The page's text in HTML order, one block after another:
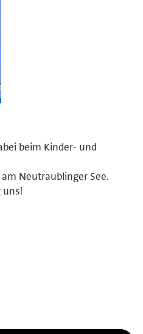
beim Kinder- und
am Neutraublinger See.
uns!